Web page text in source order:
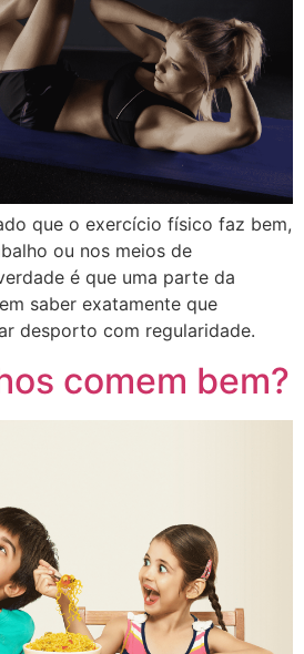
que o exercício físico faz bem,
ou nos meios de
é que uma parte da
saber exatamente que
desporto com regularidade.
comem bem?